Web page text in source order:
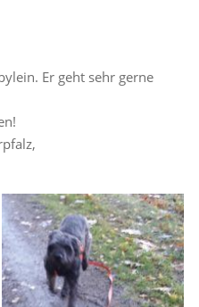
Er geht sehr gerne